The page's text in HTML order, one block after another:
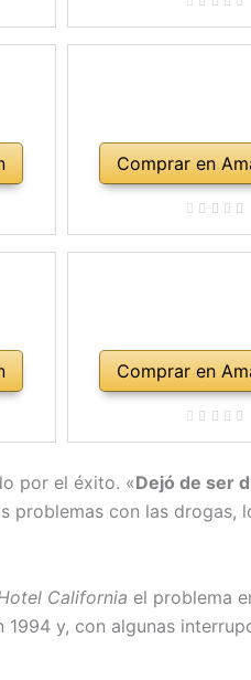
Comprar en
Comprar en
por el éxito. «Dejó de ser
problemas con las drogas,
California el problema
1994 y, con algunas